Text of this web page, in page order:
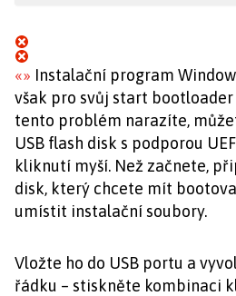
«» Instalační program
však pro svůj start
tento problém narazíte,
USB flash disk s podporou
kliknutí myší. Než začnete,
disk, který chcete mít
umístit instalační soubory.
Vložte ho do USB portu a
řádku – stiskněte kombinaci